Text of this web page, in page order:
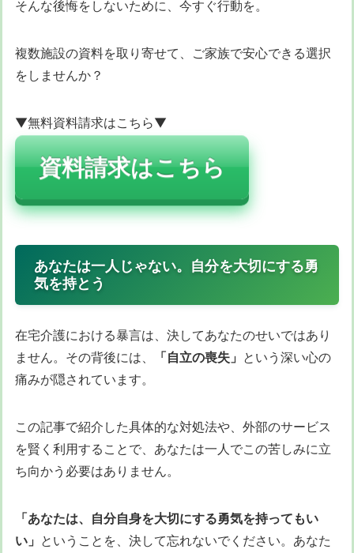
そんな後悔をしないために、今すぐ行動を。
複数施設の資料を取り寄せて、ご家族で安心できる選択
をしませんか？
▼無料資料請求はこちら▼
資料請求はこちら
あなたは一人じゃない。自分を大切にする勇
気を持とう
在宅介護における暴言は、決してあなたのせいではあり
ません。その背後には、
「自立の喪失」 という深い心の
痛みが隠されています。
この記事で紹介した具体的な対処法や、外部のサービス
を賢く利用することで、あなたは一人でこの苦しみに立
ち向かう必要はありません。
「あなたは、自分自身を大切にする勇気を持ってもい
い」 ということを、決して忘れないでください。あなた